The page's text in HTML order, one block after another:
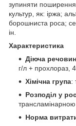
зупиняти поширення
культур, як: іржа;
борошниста роса;
ін.
Характеристика
Діюча
г/л + прохлораз,
Хімічна група:
Розподіл у
трансламінарною
Норма